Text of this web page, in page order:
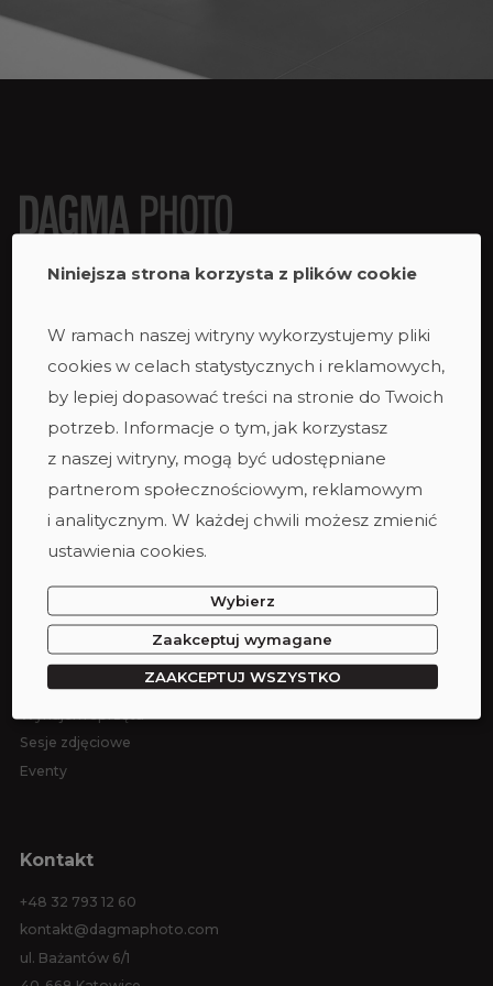
Studio
Taras
Studio podcastowe
Zespół
Oferta
Wynajem studia
Sesje zdjęciowe
Eventy
Kontakt
+48 32 793 12 60
kontakt@dagmaphoto.com
ul. Bażantów 6/1
Niniejsza strona korzysta z plików cookie
W ramach naszej witryny wykorzystujemy pliki
cookies w celach statystycznych i reklamowych,
by lepiej dopasować treści na stronie do Twoich
potrzeb. Informacje o tym, jak korzystasz
z naszej witryny, mogą być udostępniane
partnerom społecznościowym, reklamowym
i analitycznym. W każdej chwili możesz zmienić
ustawienia cookies.
Wybierz
Zaakceptuj wymagane
ZAAKCEPTUJ WSZYSTKO